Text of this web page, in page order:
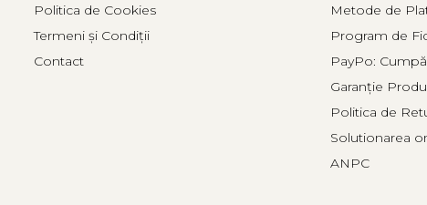
Politica de Cookies
Termeni și Condiții
Contact
Metode de
Program de
PayPo:
Garanție
Politica de
Solutionarea
ANPC